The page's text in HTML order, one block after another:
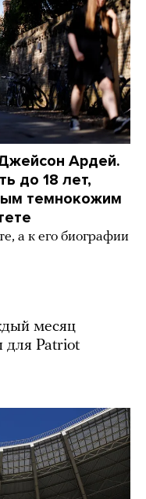
Ардей.
до 18 лет,
темнокожим
а к его биографии
месяц
для Patriot